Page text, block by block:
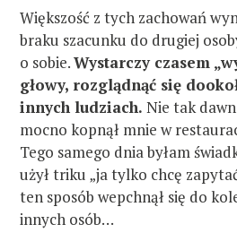
Większość z tych zachowań
braku szacunku do drugiej
o sobie.Wystarczy czasem
głowy, rozglądnąć się
innych ludziach. Nie tak
mocno kopnął mnie w
Tego samego dnia byłam
użył triku „ja tylko chcę
ten sposób wepchnął się do
innych osób…